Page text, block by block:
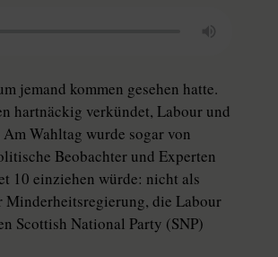
jemand kommen gesehen hatte.
hartnäckig verkündet, Labour und
Wahltag wurde sogar von
Beobachter und Experten
10 einziehen würde: nicht als
die Labour
Scottish National Party (SNP)